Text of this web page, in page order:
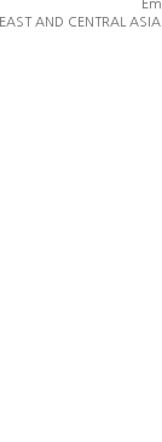
AND CENTRAL